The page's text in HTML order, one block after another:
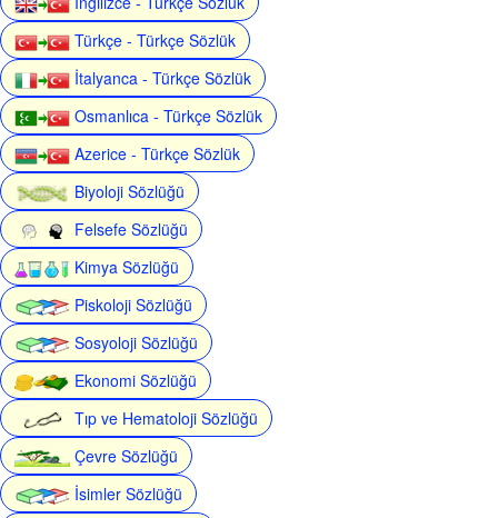
Türkçe - Türkçe Sözlük
İtalyanca - Türkçe Sözlük
Osmanlıca - Türkçe Sözlük
Azerice - Türkçe Sözlük
Biyoloji Sözlüğü
Felsefe Sözlüğü
Kimya Sözlüğü
Piskoloji Sözlüğü
Sosyoloji Sözlüğü
Ekonomi Sözlüğü
Tıp ve Hematoloji Sözlüğü
Çevre Sözlüğü
İsimler Sözlüğü